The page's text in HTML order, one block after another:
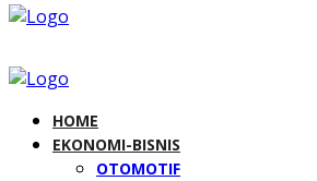
HOME
EKONOMI-BISNIS
OTOMOTIF